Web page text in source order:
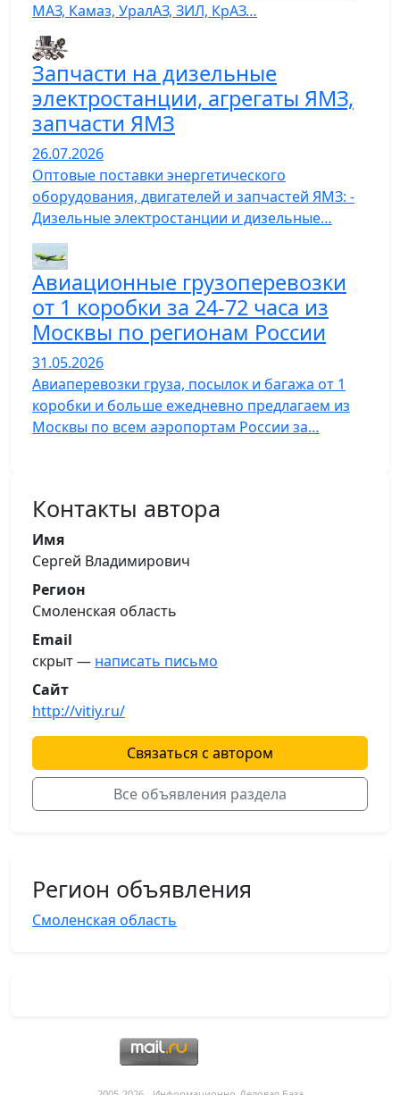
МАЗ, Камаз, УралАЗ, ЗИЛ, КрАЗ…
Запчасти на дизельные
электростанции, агрегаты ЯМЗ,
запчасти ЯМЗ
26.07.2026
Оптовые поставки энергетического
оборудования, двигателей и запчастей ЯМЗ: -
Дизельные электростанции и дизельные…
Авиационные грузоперевозки
от 1 коробки за 24-72 часа из
Москвы по регионам России
31.05.2026
Авиаперевозки груза, посылок и багажа от 1
коробки и больше ежедневно предлагаем из
Москвы по всем аэропортам России за…
Контакты автора
Имя
Сергей Владимирович
Регион
Смоленская область
Email
скрыт — написать письмо
Сайт
http://vitiy.ru/
Связаться с автором
Все объявления раздела
Регион объявления
Смоленская область